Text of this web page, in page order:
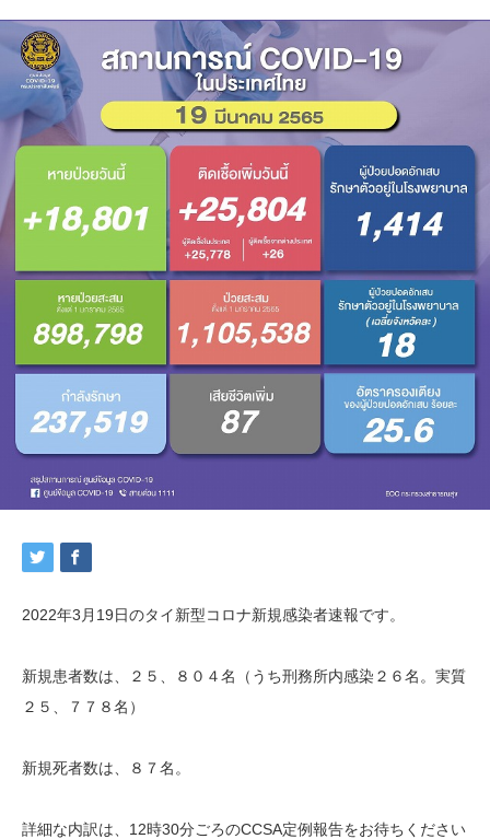
2022年3月19日のタイ新型コロナ新規感染者速報です。
新規患者数は、２５、８０４名（うち刑務所内感染２６名。実質
２５、７７８名）
新規死者数は、８７名。
詳細な内訳は、12時30分ごろのCCSA定例報告をお待ちください